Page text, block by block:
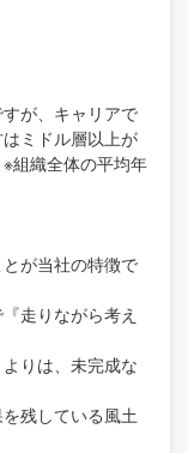
が、キャリアで
ミドル層以上が
組織全体の平均年
が当社の特徴で
走りながら考え
りは、未完成な
残している風土